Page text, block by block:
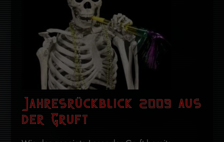
Jahresrückblick 2009 aus
der Gruft